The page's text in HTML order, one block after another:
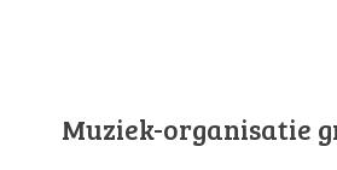
Muziek-organisatie